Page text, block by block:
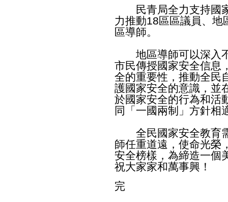
民青局全力支持國家
力推動18區區議員、地
區導師。
地區導師可以深入不
市民傳授國家安全信息
全的重要性，推動全民
護國家安全的意識，並
於國家安全的行為和活
同「一國兩制」方針相
全民國家安全教育需
師任重道遠，使命光榮
安全榜樣，為締造一個
祝大家家和萬事興！
完